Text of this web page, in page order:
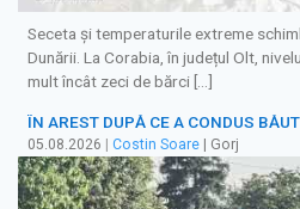
Seceta și temperaturile extreme
Dunării. La Corabia, în județul Olt,
mult încât zeci de bărci […]
ÎN AREST DUPĂ CE A CONDUS BĂUT
05.08.2026 Costin Soare | Gorj